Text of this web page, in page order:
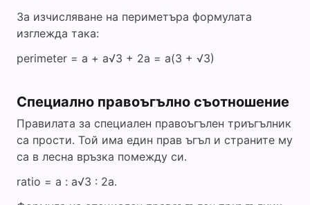
За изчисляване на периметъра формулата
изглежда така:
perimeter = a + a√3 + 2a = a(3 + √3)
Специално правоъгълно съотношение
Правилата за специален правоъгълен триъгълник
са прости. Той има един прав ъгъл и страните му
са в лесна връзка помежду си.
ratio = a : a√3 : 2a.